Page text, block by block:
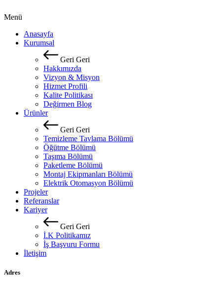
Menü
Anasayfa
Kurumsal
Geri Geri
Hakkımızda
Vizyon & Misyon
Hizmet Profili
Kalite Politikası
Değirmen Blog
Ürünler
Geri Geri
Temizleme Tavlama Bölümü
Öğütme Bölümü
Taşıma Bölümü
Paketleme Bölümü
Montaj Ekipmanları Bölümü
Elektrik Otomasyon Bölümü
Projeler
Referanslar
Kariyer
Geri Geri
İ.K Politikamız
İş Başvuru Formu
İletişim
Adres